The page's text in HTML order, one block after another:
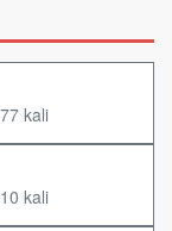
kali
kali